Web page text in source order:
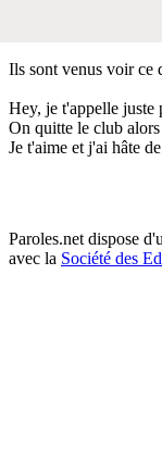
Ils sont venus voir ce
Hey, je t'appelle juste
On quitte le club
Je t'aime et j'ai hâte
Paroles.net dispose
avec la Société des